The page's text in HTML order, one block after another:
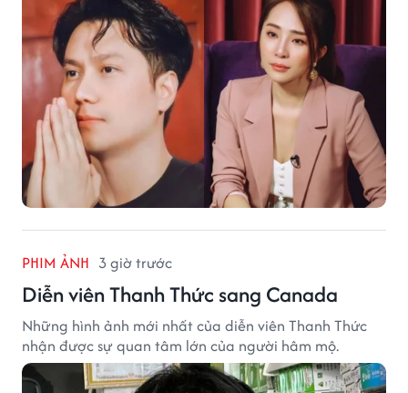
PHIM ẢNH 3 giờ trước
Diễn viên Thanh Thức sang Canada
Những hình ảnh mới nhất của diễn viên Thanh Thức
nhận được sự quan tâm lớn của người hâm mộ.